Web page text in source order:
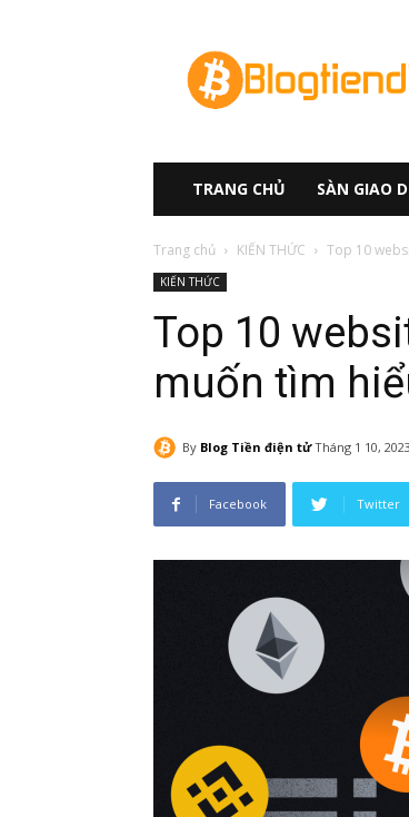
Tiền
Điện
tử
TRANG CHỦ SÀN GIAO
Trang chủ KIẾN THỨC Top 10
KIẾN THỨC
Top 10
muốn tìm
By Blog Tiền điện tử Tháng 1 10, 2023
Facebook Twitter